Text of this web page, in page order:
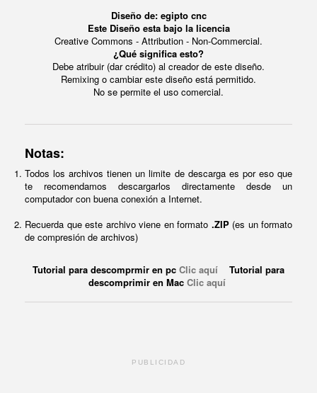
Diseño de: egipto cnc
Este Diseño esta bajo la licencia
Creative Commons - Attribution - Non-Commercial.
¿Qué significa esto?
Debe atribuir (dar crédito) al creador de este diseño.
Remixing o cambiar este diseño está permitido.
No se permite el uso comercial.
Notas:
Todos los archivos tienen un limite de descarga es por eso que
te recomendamos descargarlos directamente desde un
computador con buena conexión a Internet.
Recuerda que este archivo viene en formato .ZIP(es un formato
de compresión de archivos)
Tutorial para descomprmir en pc Clic aquí Tutorial para
descomprimir en Mac Clic aquí
PUBLICIDAD